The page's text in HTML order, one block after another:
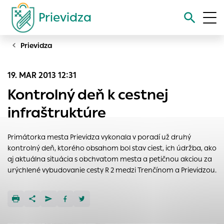
Prievidza
Vyhľadávanie
Prievidza
19. MAR 2013 12:31
Kontrolný deň k cestnej
infraštruktúre
Primátorka mesta Prievidza vykonala v poradí už druhý
kontrolný deň, ktorého obsahom bol stav ciest, ich údržba, ako
aj aktuálna situácia s obchvatom mesta a petičnou akciou za
urýchlené vybudovanie cesty R 2 medzi Trenčínom a Prievidzou.
Nastavenie cookies
Cookies sú malé súbory, do ktorých webové stránky môžu
ukladať informácie o vašej aktivite a preferenciách.
zapamätoval Vaše prihlásenie alebo aby sa uložila Vaša
voľba v tomto okne.
Vyberte úroveň cookies, ktorú chcete povoliť
Technické súbory cookie sú pre prevádzku nevyhnutné a